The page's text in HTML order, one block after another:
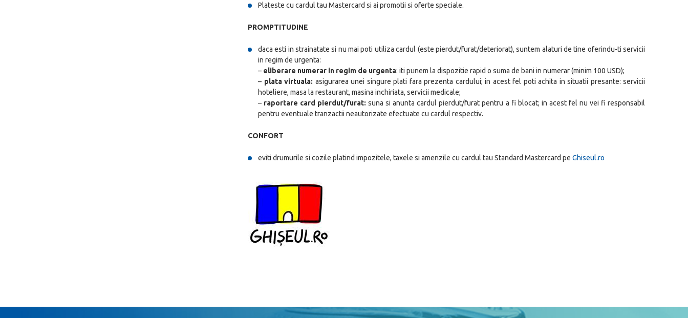
Plateste cu cardul tau Mastercard si ai promotii si oferte speciale.
PROMPTITUDINE
daca esti in strainatate si nu mai poti utiliza cardul (este pierdut/furat/deteriorat), suntem alaturi de tine oferindu-ti servicii
in regim de urgenta:
– eliberare numerar in regim de urgenta: iti punem la dispozitie rapid o suma de bani in numerar (minim 100 USD);
– plata virtuala: asigurarea unei singure plati fara prezenta cardului; in acest fel poti achita in situatii presante: servicii
hoteliere, masa la restaurant, masina inchiriata, servicii medicale;
– raportare card pierdut/furat: suna si anunta cardul pierdut/furat pentru a fi blocat; in acest fel nu vei fi responsabil
pentru eventuale tranzactii neautorizate efectuate cu cardul respectiv.
CONFORT
eviti drumurile si cozile platind impozitele, taxele si amenzile cu cardul tau Standard Mastercard pe Ghiseul.ro